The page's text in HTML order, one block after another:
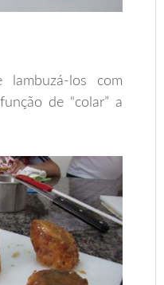
los com
de “colar” a